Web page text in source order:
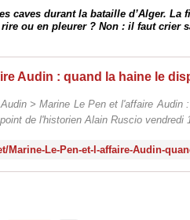
caves durant la bataille d’Alger. La
ou en pleurer ? Non : il faut crier
> Marine Le Pen et l'affaire Audin
de l'historien Alain Ruscio vendredi